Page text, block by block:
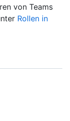
von Teams
Rollen in